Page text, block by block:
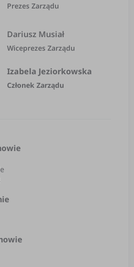
Prezes Zarządu
Dariusz Musiał
Wiceprezes Zarządu
Izabela Jeziorkowska
Członek Zarządu